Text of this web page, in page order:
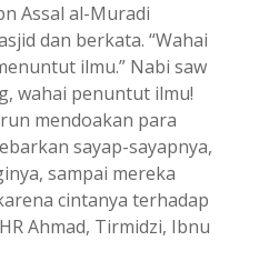
Assal al-Muradi
dan berkata. “Wahai
ilmu.” Nabi saw
wahai penuntut ilmu!
mendoakan para
sayap-sayapnya,
sampai mereka
cintanya terhadap
Ahmad, Tirmidzi, Ibnu